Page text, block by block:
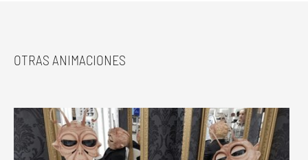
OTRAS ANIMACIONES